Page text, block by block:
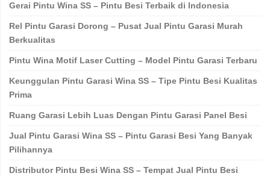
Gerai Pintu Wina SS – Pintu Besi Terbaik di Indonesia
Rel Pintu Garasi Dorong – Pusat Jual Pintu Garasi Murah
Berkualitas
Pintu Wina Motif Laser Cutting – Model Pintu Garasi Terbaru
Keunggulan Pintu Garasi Wina SS – Tipe Pintu Besi Kualitas
Prima
Ruang Garasi Lebih Luas Dengan Pintu Garasi Panel Besi
Jual Pintu Garasi Wina SS – Pintu Garasi Besi Yang Banyak
Pilihannya
Distributor Pintu Besi Wina SS – Tempat Jual Pintu Besi